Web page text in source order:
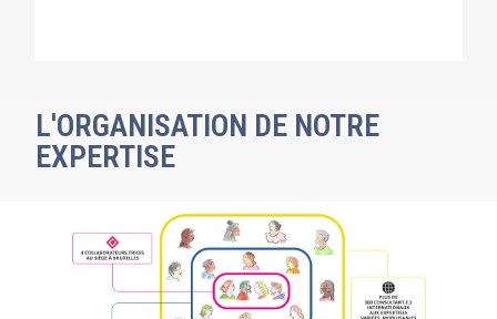
L'ORGANISATION DE NOTRE
EXPERTISE